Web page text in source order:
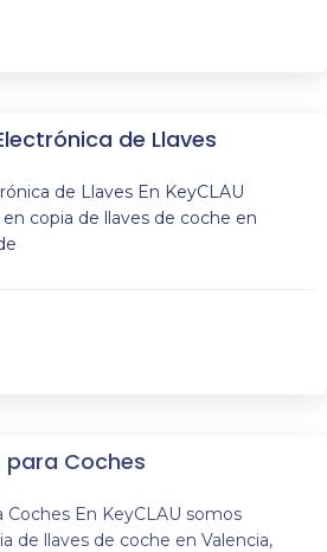
de Llaves
de Llaves En KeyCLAU
copia de llaves de coche en
para Coches
Coches En KeyCLAU somos
de llaves de coche en Valencia,